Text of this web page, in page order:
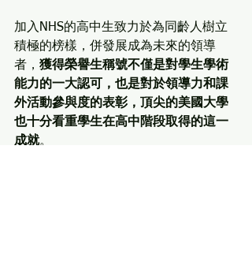
加入NHS的高中生致力於為同齡人樹立
積極的榜樣，併發展成為未來的領導
者， 獲得榮譽生稱號不僅是對學生學術
能力的一大認可，也是對於領導力和課
外活動參與度的表彰，頂尖的美國大學
也十分看重學生在高中階段取得的這一
成就。